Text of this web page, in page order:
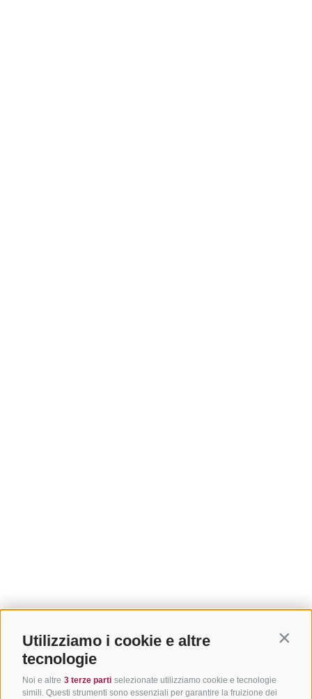
Utilizziamo i cookie e altre
tecnologie
Noi e altre 3 terze parti selezionate utilizziamo cookie e tecnologie
simili. Questi strumenti sono essenziali per garantire la fruizione dei